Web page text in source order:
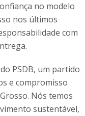
no modelo
nos últimos
com
PSDB, um partido
e compromisso
Nós temos
sustentável,